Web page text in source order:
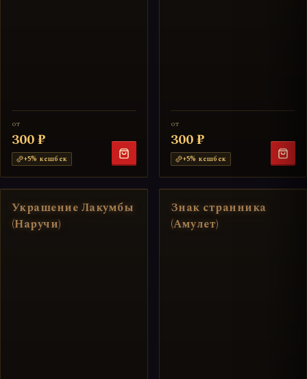
от
300 ₽
+5% кешбек
от
300 ₽
+5% кешбек
Украшение Лакумбы
(Наручи)
Знак странника
(Амулет)